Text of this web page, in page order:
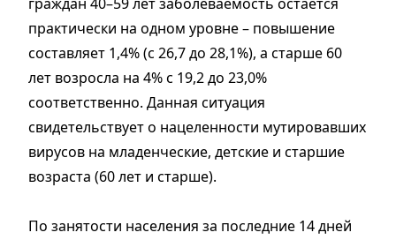
практически на одном уровне – повышение
составляет 1,4% (с 26,7 до 28,1%), а старше 60
лет возросла на 4% с 19,2 до 23,0%
соответственно. Данная ситуация
свидетельствует о нацеленности мутировавших
вирусов на младенческие, детские и старшие
возраста (60 лет и старше).
По занятости населения за последние 14 дней